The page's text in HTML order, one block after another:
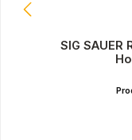
SIG SAUER